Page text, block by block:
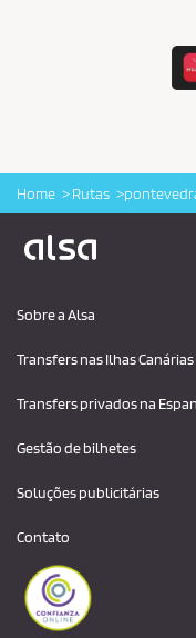
Home Rutas
Sobre a Alsa
Transfers nas Ilhas Canárias
Transfers privados na
Gestão de bilhetes
Soluções publicitárias
Contato